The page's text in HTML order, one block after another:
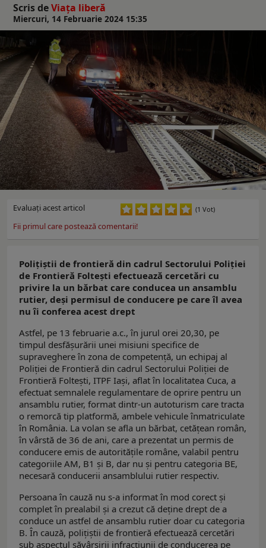
Scris deViaţa liberă
Miercuri, 14 Februarie 2024 15:35
Evaluaţi acest articol (1 Vot)
Fii primul care postează comentarii!
Poliţiştii de frontieră din cadrul Sectorului Poliţiei
de Frontieră Foltești efectuează cercetări cu
privire la un bărbat care conducea un ansamblu
rutier, deşi permisul de conducere pe care îl avea
nu îi conferea acest drept
Astfel, pe 13 februarie a.c., în jurul orei 20,30, pe
timpul desfăşurării unei misiuni specifice de
supraveghere în zona de competenţă, un echipaj al
Poliţiei de Frontieră din cadrul Sectorului Poliţiei de
Frontieră Foltești, ITPF Iași, aflat în localitatea Cuca, a
efectuat semnalele regulamentare de oprire pentru un
ansamblu rutier, format dintr-un autoturism care tracta
o remorcă tip platformă, ambele vehicule înmatriculate
în România. La volan se afla un bărbat, cetățean român,
în vârstă de 36 de ani, care a prezentat un permis de
conducere emis de autoritățile române, valabil pentru
categoriile AM, B1 și B, dar nu și pentru categoria BE,
necesară conducerii ansamblului rutier respectiv.
Persoana în cauză nu s-a informat în mod corect și
complet în prealabil și a crezut că deține drept de a
conduce un astfel de ansamblu rutier doar cu categoria
B. În cauză, polițiștii de frontieră efectuează cercetări
sub aspectul săvârşirii infracţiunii de conducerea pe